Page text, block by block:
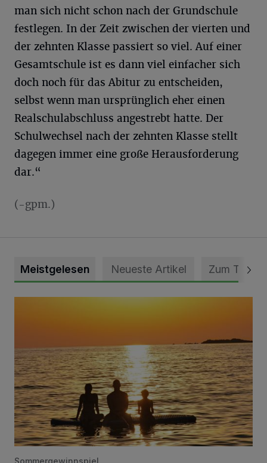
man sich nicht schon nach der Grundschule
festlegen. In der Zeit zwischen der vierten und
der zehnten Klasse passiert so viel. Auf einer
Gesamtschule ist es dann viel einfacher sich
doch noch für das Abitur zu entscheiden,
selbst wenn man ursprünglich eher einen
Realschulabschluss angestrebt hatte. Der
Schulwechsel nach der zehnten Klasse stellt
dagegen immer eine große Herausforderung
dar.“
(-gpm.)
Meistgelesen Neueste Artikel Zum Thema
Die schönsten Sommermomente gesucht
Sommergewinnspiel